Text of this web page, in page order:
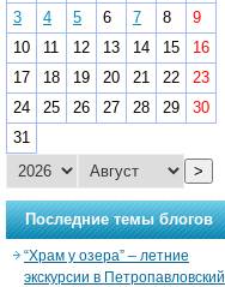
3
4 5 6 7 8
9
10
11 12 13 14 15
16
17
18 19 20 21 22
23
24
25 26 27 28 29
30
31
>
Последние темы блогов
“Храм у озера” – летние
экскурсии в Петропавловский